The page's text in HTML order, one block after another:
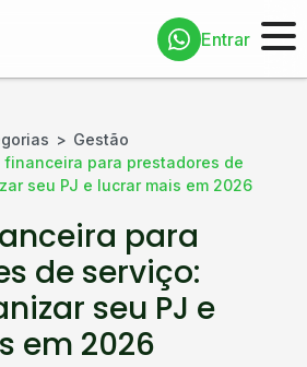
Entrar
Gestão
financeira para prestadores de
seu PJ e lucrar mais em 2026
para
de serviço:
seu PJ e
em 2026